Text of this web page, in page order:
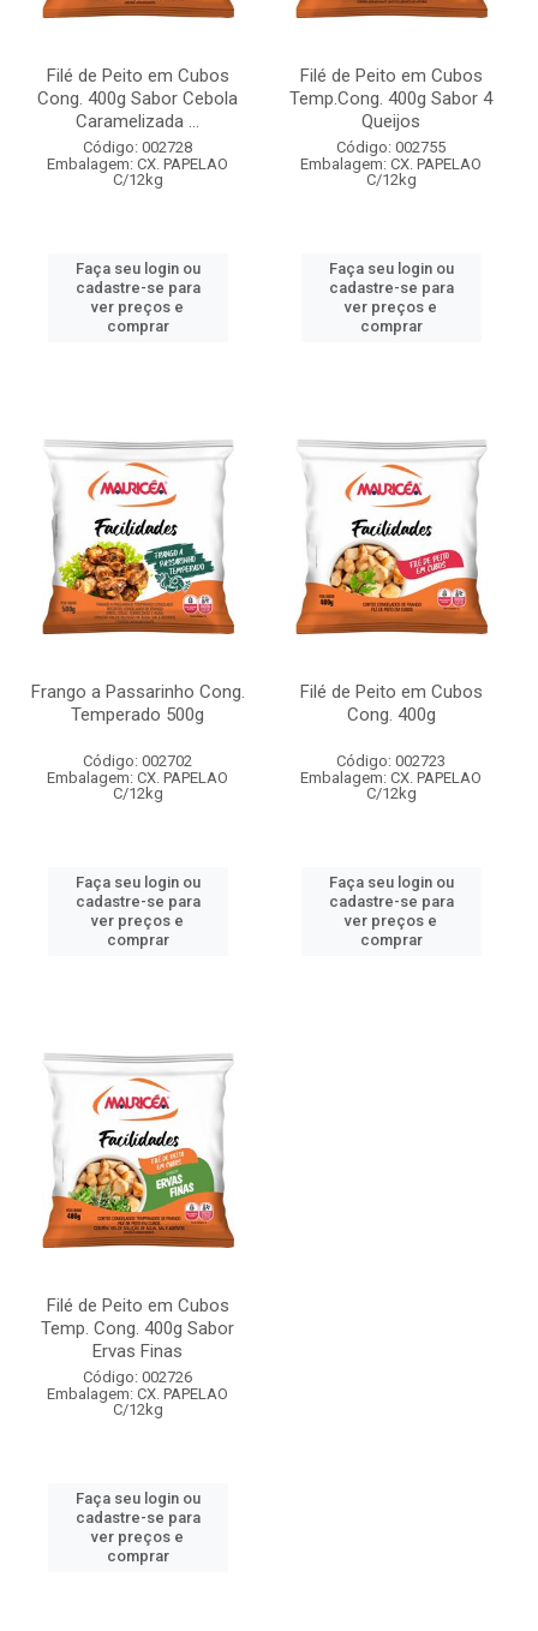
Filé de Peito em Cubos
Cong. 400g Sabor Cebola
Caramelizada ...
Código: 002728
Embalagem: CX. PAPELAO
C/12kg
Faça seu login ou
cadastre-se para
ver preços e
comprar
Filé de Peito em Cubos
Temp.Cong. 400g Sabor 4
Queijos
Código: 002755
Embalagem: CX. PAPELAO
C/12kg
Faça seu login ou
cadastre-se para
ver preços e
comprar
Frango a Passarinho Cong.
Temperado 500g
Código: 002702
Embalagem: CX. PAPELAO
C/12kg
Faça seu login ou
cadastre-se para
ver preços e
comprar
Filé de Peito em Cubos
Cong. 400g
Código: 002723
Embalagem: CX. PAPELAO
C/12kg
Faça seu login ou
cadastre-se para
ver preços e
comprar
Filé de Peito em Cubos
Temp. Cong. 400g Sabor
Ervas Finas
Código: 002726
Embalagem: CX. PAPELAO
C/12kg
Faça seu login ou
cadastre-se para
ver preços e
comprar